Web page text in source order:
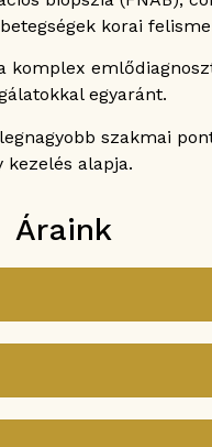
korai
egyaránt.
szakmai
kezelés alapja.
Áraink